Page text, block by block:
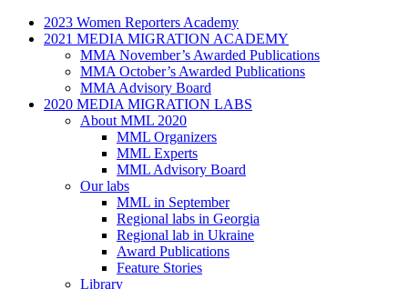
2023 Women Reporters Academy
2021 MEDIA MIGRATION ACADEMY
MMA November’s Awarded Publications
MMA October’s Awarded Publications
MMA Advisory Board
2020 MEDIA MIGRATION LABS
About MML 2020
MML Organizers
MML Experts
MML Advisory Board
Our labs
ММL in September
Regional labs in Georgia
Regional lab in Ukraine
Award Publications
Feature Stories
Library